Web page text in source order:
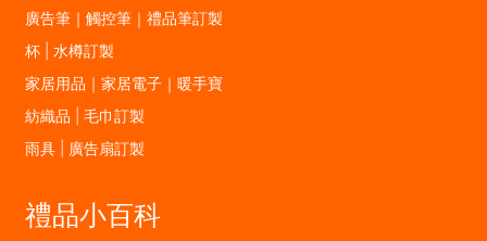
廣告筆｜觸控筆｜禮品筆訂製
杯 | 水樽訂製
家居用品｜家居電子｜暖手寶
紡織品 | 毛巾訂製
雨具 | 廣告扇訂製
禮品小百科